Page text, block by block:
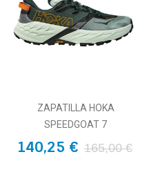
ZAPATILLA HOKA
SPEEDGOAT 7
140,25 € 165,00 €